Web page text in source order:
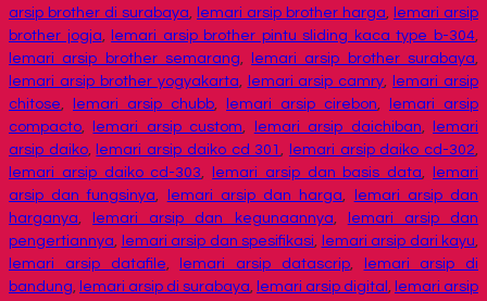
arsip brother di surabaya, lemari arsip brother harga, lemari arsip
brother jogja, lemari arsip brother pintu sliding kaca type b-304,
lemari arsip brother semarang, lemari arsip brother surabaya,
lemari arsip brother yogyakarta, lemari arsip camry,
lemari arsip
chitose, lemari arsip chubb, lemari arsip cirebon,
lemari arsip
compacto, lemari arsip custom, lemari arsip daichiban,
lemari
arsip daiko, lemari arsip daiko cd 301, lemari arsip daiko cd-302,
lemari arsip daiko cd-303, lemari arsip dan basis data,
lemari
arsip dan fungsinya, lemari arsip dan harga,
lemari arsip dan
harganya, lemari arsip dan kegunaannya,
lemari arsip dan
pengertiannya, lemari arsip dan spesifikasi, lemari arsip dari kayu,
lemari arsip datafile, lemari arsip datascrip,
lemari arsip di
bandung, lemari arsip di surabaya, lemari arsip digital , lemari arsip